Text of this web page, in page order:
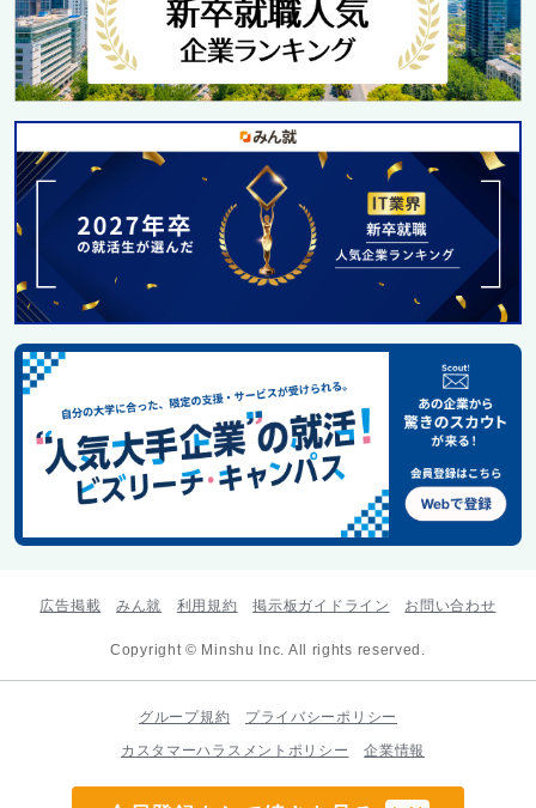
広告掲載 みん就 利用規約 掲示板ガイドライン お問い合わせ
Copyright © Minshu Inc. All rights reserved.
グループ規約
プライバシーポリシー
カスタマーハラスメントポリシー
企業情報